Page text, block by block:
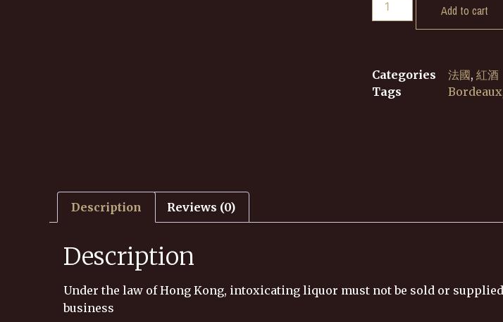
Add to cart
Categories 法國, 紅酒
Tags
Bordeaux
Description Reviews (0)
Description
Under the law of Hong Kong, intoxicating liquor must not be sold or
business